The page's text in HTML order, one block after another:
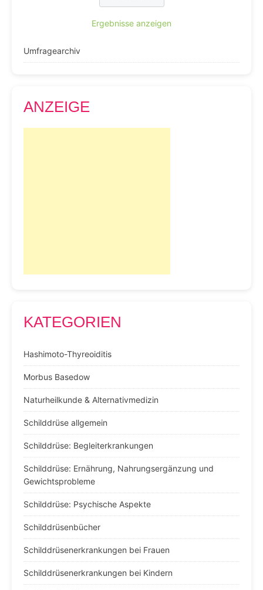
Ergebnisse anzeigen
Umfragearchiv
ANZEIGE
KATEGORIEN
Hashimoto-Thyreoiditis
Morbus Basedow
Naturheilkunde & Alternativmedizin
Schilddrüse allgemein
Schilddrüse: Begleiterkrankungen
Schilddrüse: Ernährung, Nahrungsergänzung und
Gewichtsprobleme
Schilddrüse: Psychische Aspekte
Schilddrüsenbücher
Schilddrüsenerkrankungen bei Frauen
Schilddrüsenerkrankungen bei Kindern